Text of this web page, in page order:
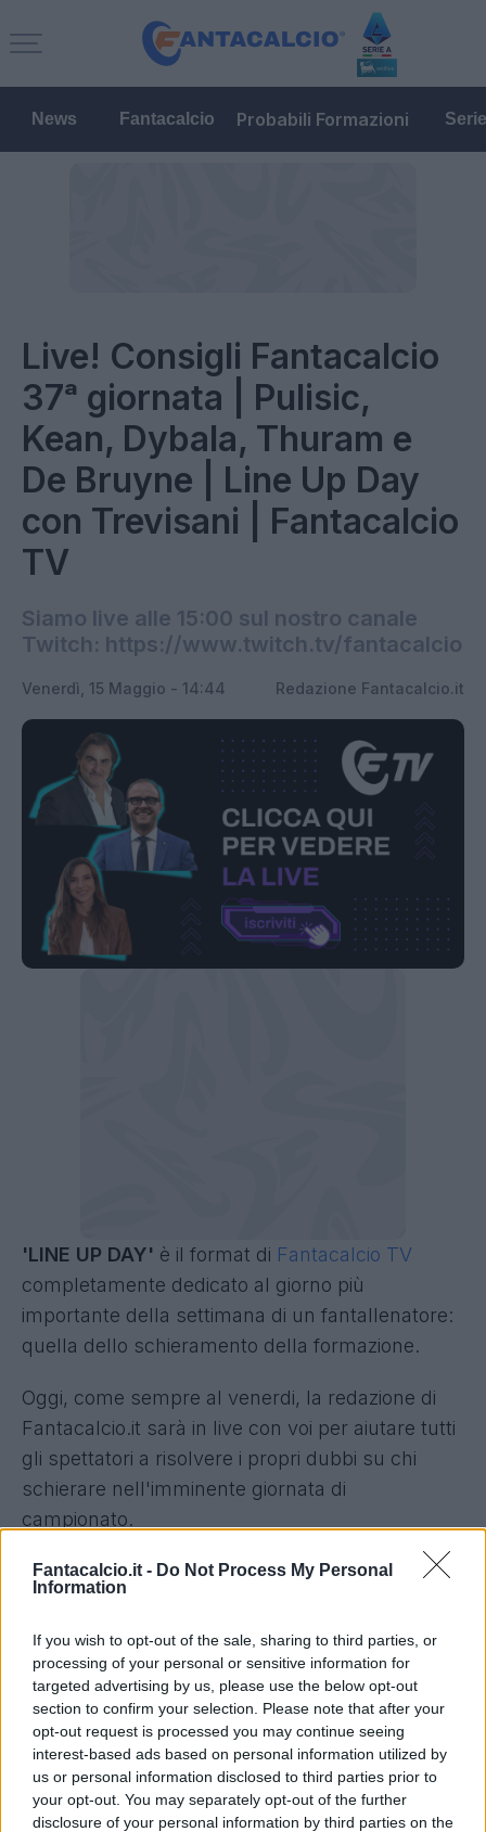
Fantacalcio.it - Do Not Process My Personal
Information
If you wish to opt-out of the sale, sharing to third parties, or
processing of your personal or sensitive information for
targeted advertising by us, please use the below opt-out
section to confirm your selection. Please note that after your
opt-out request is processed you may continue seeing
interest-based ads based on personal information utilized by
us or personal information disclosed to third parties prior to
your opt-out. You may separately opt-out of the further
disclosure of your personal information by third parties on the
News Fantacalcio Probabili Formazioni
Live! Consigli Fantacalcio
37ᵃ giornata | Pulisic,
Kean, Dybala, Thuram e
De Bruyne | Line Up Day
con Trevisani | Fantacalcio
TV
Siamo live alle 15:00 sul nostro canale
Twitch: https://www.twitch.tv/fantacalcio
Venerdì, 15 Maggio - 14:44 Redazione Fantacalcio.it
'LINE UP DAY' è il format di Fantacalcio TV
completamente dedicato al giorno più
importante della settimana di un fantallenatore:
quella dello schieramento della formazione.
Oggi, come sempre al venerdi, la redazione di
Fantacalcio.it sarà in live con voi per aiutare tutti
gli spettatori a risolvere i propri dubbi su chi
schierare nell'imminente giornata di
campionato.
Spazio anche per leultime dai campie i dettagli
sulleprobabili formazioni
Come sempre, grande attenzione alle vostre
domande: priorità ai nostri abbonati (vi
ricordiamo che per chiha già un qualsiasi
abbonamento Prime, abbonarsi a Fantacalcio TV
su Twitch è gratis), ma risposte per tutti, come
sempre.